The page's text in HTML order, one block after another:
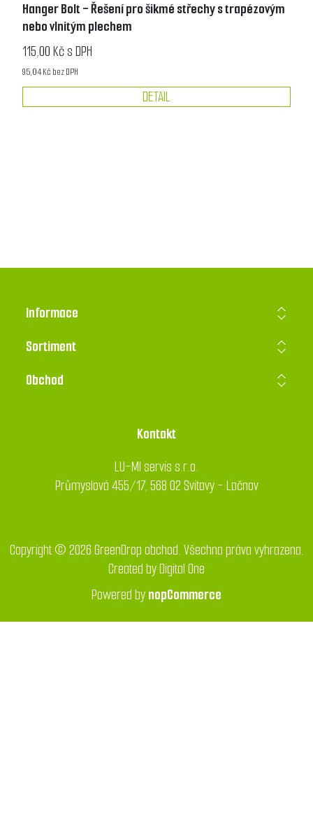
Hanger Bolt - Řešení pro šikmé střechy s trapézovým
nebo vlnitým plechem
115,00 Kč s DPH
95,04 Kč bez DPH
DETAIL
Informace
Sortiment
Obchod
Kontakt
LU-MI servis s.r.o.
Průmyslová 455/17, 568 02 Svitavy - Lačnov
Copyright © 2026 GreenDrop obchod. Všechna práva vyhrazena.
Created byDigital One
Powered bynopCommerce